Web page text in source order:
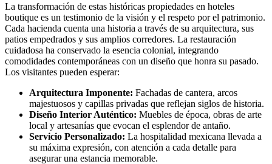
La transformación de estas históricas propiedades en hoteles
boutique es un testimonio de la visión y el respeto por el patrimonio.
Cada hacienda cuenta una historia a través de su arquitectura, sus
patios empedrados y sus amplios corredores. La restauración
cuidadosa ha conservado la esencia colonial, integrando
comodidades contemporáneas con un diseño que honra su pasado.
Los visitantes pueden esperar:
Arquitectura Imponente: Fachadas de cantera, arcos
majestuosos y capillas privadas que reflejan siglos de historia.
Diseño Interior Auténtico: Muebles de época, obras de arte
local y artesanías que evocan el esplendor de antaño.
Servicio Personalizado: La hospitalidad mexicana llevada a
su máxima expresión, con atención a cada detalle para
asegurar una estancia memorable.